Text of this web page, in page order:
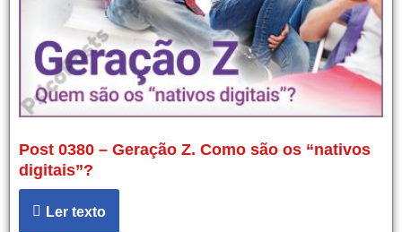
Post 0380 – Geração Z. Como são os “nativos
digitais”?
Ler texto